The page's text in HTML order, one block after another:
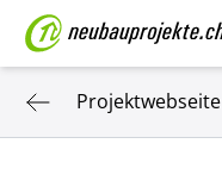
Projektwebseite